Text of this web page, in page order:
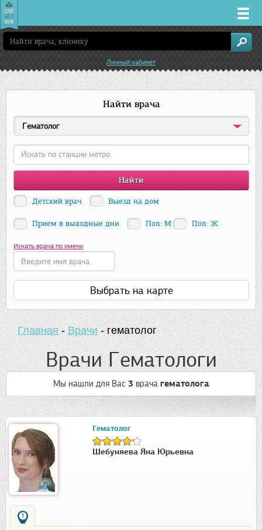
Врачи
Клиники
Лекарства
Акции
Услуги
Новосибирск
Личный кабинет
Найти врача
Гематолог
Детский врач Выезд на дом
Прием в выходные дни Пол: М Пол: Ж
Искать врача по имени
Выбрать на карте
Главная-Врачи-гематолог
Врачи Гематологи
Мы нашли для Вас 3 врача гематолога
Гематолог
Шебуняева Яна Юрьевна
1